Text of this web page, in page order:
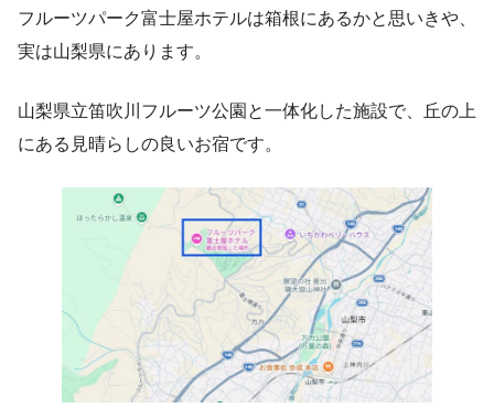
フルーツパーク富士屋ホテルは箱根にあるかと思いきや、
実は山梨県にあります。
山梨県立笛吹川フルーツ公園と一体化した施設で、丘の上
にある見晴らしの良いお宿です。